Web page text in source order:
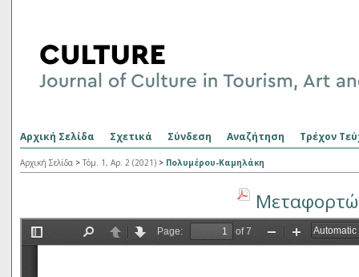
Αρχική Σελίδα Σχετικά Σύνδεση Αναζήτηση Τρέχον
Αρχική Σελίδα > Τόμ. 1, Αρ. 2 (2021) > Πολυμέρου-Καμηλάκη